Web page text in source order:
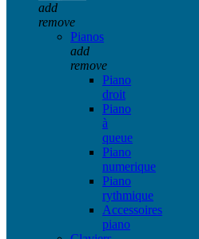
add
remove
Pianos
add
remove
Piano
droit
Piano
à
queue
Piano
numerique
Piano
rythmique
Accessoires
piano